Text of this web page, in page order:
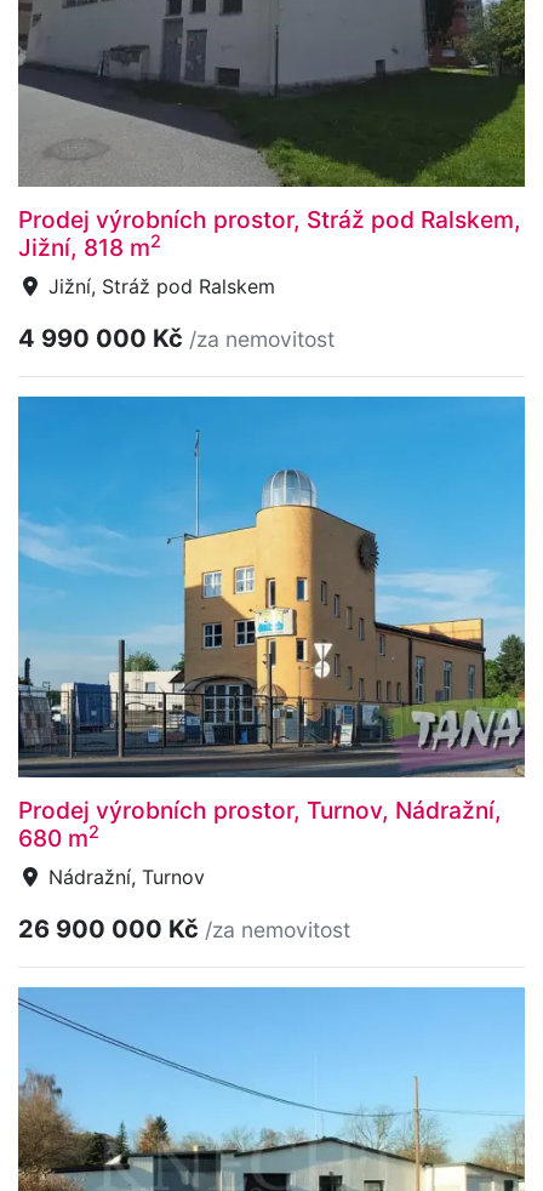
Prodej výrobních prostor, Stráž pod Ralskem,
Jižní, 818 m2
Jižní, Stráž pod Ralskem
4 990 000 Kč /za nemovitost
Prodej výrobních prostor, Turnov, Nádražní,
680 m2
Nádražní, Turnov
26 900 000 Kč /za nemovitost